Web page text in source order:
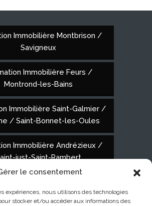
le consentement
expériences, nous utilisons des technologies
stocker et/ou accéder aux informations des
Immobilière Montbrison /
Savigneux
Immobilière Feurs /
Montrond-les-Bains
Immobilière Saint-Galmier /
/ Saint-Bonnet-les-Oules
Immobilière Andrézieux /
just-Saint-Rambert
Montbrison28 Quai